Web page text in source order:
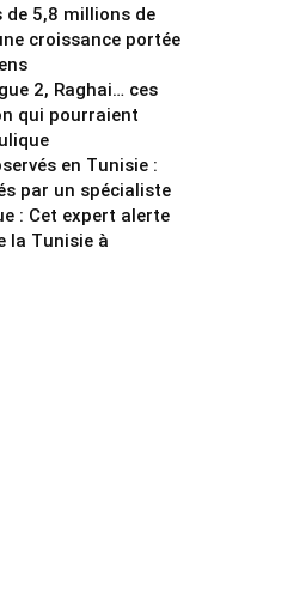
de 5,8 millions de
croissance portée
2, Raghai… ces
qui pourraient
en Tunisie :
par un spécialiste
: Cet expert alerte
la Tunisie à